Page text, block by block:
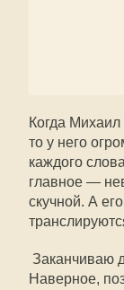
Когда
то у него
каждого
главное —
скучной. А
Заканчиваю
Наверное,